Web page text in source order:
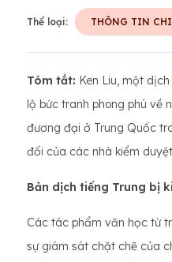
Thể loại: THÔNG TIN
Tóm tắt: Ken Liu, một
lộ bức tranh phong phú về
đương đại ở Trung Quốc
đối của các nhà kiểm
Bản dịch tiếng Trung bị
Các tác phẩm văn học từ
sự giám sát chặt chẽ của